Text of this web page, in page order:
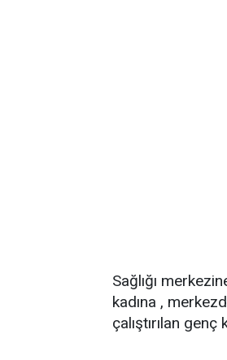
Sağlığı
kadına ,
çalıştırılan